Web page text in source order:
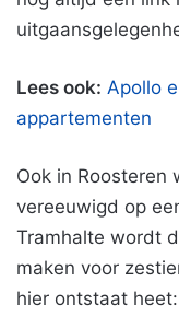
Lees ook: Apollo
appartementen
Ook in Roosteren
vereeuwigd op
Tramhalte wordt
maken voor
hier ontstaat